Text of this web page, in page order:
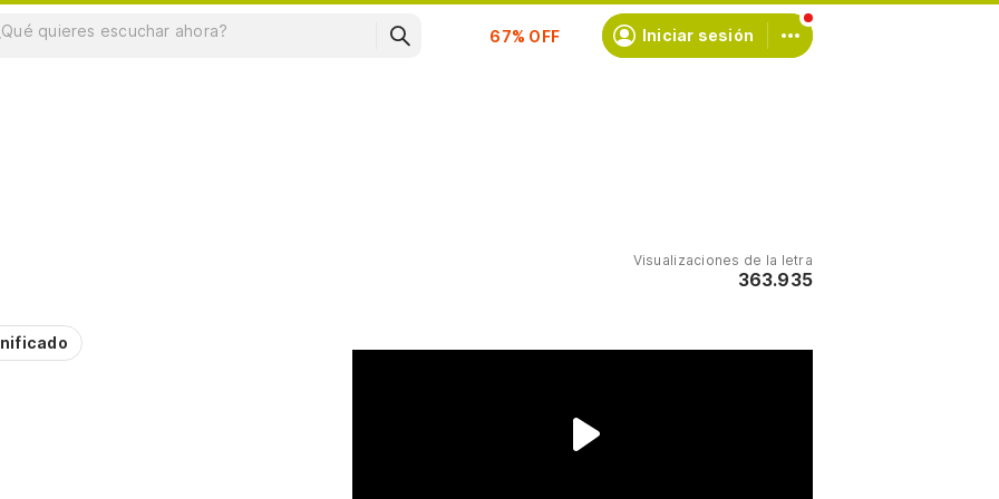
Suscríbete Iniciar sesión
Visualizaciones de la letra
363.935